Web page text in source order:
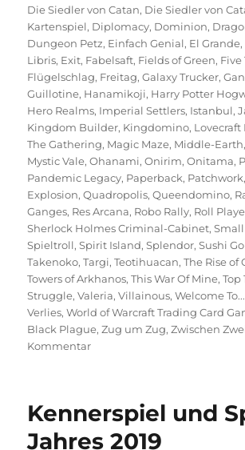
Die Siedler von Catan, Die Siedler von
Kartenspiel, Diplomacy, Dominion,
Dungeon Petz, Einfach Genial, El Grande,
Libris, Exit, Fabelsaft, Fields of Green, Five
Flügelschlag, Freitag,Galaxy Trucker,
Guillotine, Hanamikoji, Harry Potter
Hero Realms, Imperial Settlers, Istanbul,
Kingdom Builder, Kingdomino, Lovecraft
The Gathering, Magic Maze, Middle-Earth,
Mystic Vale,Ohanami,Onirim,Onitama,
Pandemic Legacy, Paperback, Patchwork,
Explosion,Quadropolis,Queendomino,
Ganges, Res Arcana, Robo Rally, Roll
Sherlock Holmes Criminal-Cabinet,
Spieltroll,Spirit Island,Splendor,Sushi
Takenoko,Targi,Teotihuacan,The Rise of
Towers of Arkhanos,This War Of Mine,Top
Struggle,Valeria,Villainous,Welcome To...
Verlies,World of Warcraft Trading Card
Black Plague,Zug um Zug,Zwischen
Kommentarzu
–
besten
Kennerspiel und
Jahres 2019